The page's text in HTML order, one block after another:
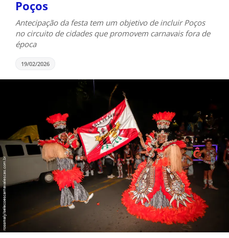
Poços
Antecipação da festa tem um objetivo de incluir Poços
no circuito de cidades que promovem carnavais fora de
época
19/02/2026